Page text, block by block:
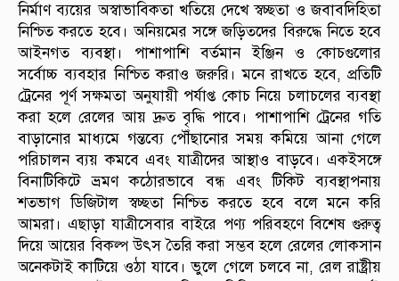
নির্মাণ ব্যয়ের অস্বাভাবিকতা খতিয়ে দেখে স্বচ্ছতা ও জবাবদিহিতা
নিশ্চিত করতে হবে। অনিয়মের সঙ্গে জড়িতদের বিরুদ্ধে নিতে হবে
আইনগত ব্যবস্থা। পাশাপাশি বর্তমান ইঞ্জিন ও কোচগুলোর
সর্বোচ্চ ব্যবহার নিশ্চিত করাও জরুরি। মনে রাখতে হবে, প্রতিটি
ট্রেনের পূর্ণ সক্ষমতা অনুযায়ী পর্যাপ্ত কোচ নিয়ে চলাচলের ব্যবস্থা
করা হলে রেলের আয় দ্রুত বৃদ্ধি পাবে। পাশাপাশি ট্রেনের গতি
বাড়ানোর মাধ্যমে গন্তব্যে পৌঁছানোর সময় কমিয়ে আনা গেলে
পরিচালন ব্যয় কমবে এবং যাত্রীদের আস্থাও বাড়বে। একইসঙ্গে
বিনাটিকিটে ভ্রমণ কঠোরভাবে বন্ধ এবং টিকিট ব্যবস্থাপনায়
শতভাগ ডিজিটাল স্বচ্ছতা নিশ্চিত করতে হবে বলে মনে করি
আমরা। এছাড়া যাত্রীসেবার বাইরে পণ্য পরিবহণে বিশেষ গুরুত্ব
দিয়ে আয়ের বিকল্প উৎস তৈরি করা সম্ভব হলে রেলের লোকসান
অনেকটাই কাটিয়ে ওঠা যাবে। ভুলে গেলে চলবে না, রেল রাষ্ট্রীয়